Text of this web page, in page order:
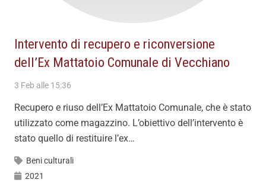
Intervento di recupero e riconversione
dell’Ex Mattatoio Comunale di Vecchiano
3 Feb alle 15:36
Recupero e riuso dell’Ex Mattatoio Comunale, che è stato
utilizzato come magazzino. L’obiettivo dell’intervento è
stato quello di restituire l’ex…
Beni culturali
2021